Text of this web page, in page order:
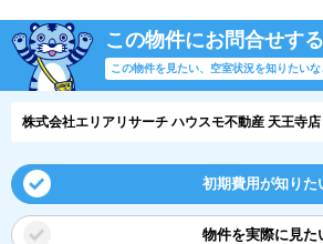
この物件にお問合せする
この物件を見たい、空室状況を知りたいな
株式会社エリアリサーチ ハウスモ不動産 天王寺店
初期費用が知りた
物件を実際に見た